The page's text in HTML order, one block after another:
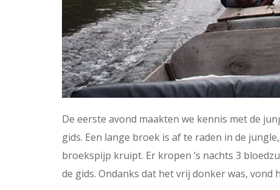
De eerste avond maakten we kennis met de
gids. Een lange broek is af te raden in de
broekspijp kruipt. Er kropen ’s nachts 3
de gids. Ondanks dat het vrij donker was,